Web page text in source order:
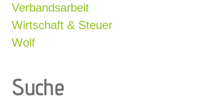
Verbandsarbeit
Wirtschaft & Steuer
Wolf
Suche